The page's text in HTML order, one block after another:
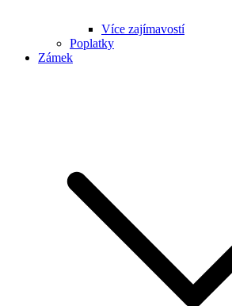
Více zajímavostí
Poplatky
Zámek